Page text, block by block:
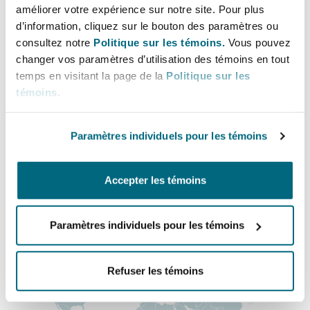
améliorer votre expérience sur notre site. Pour plus
d’information, cliquez sur le bouton des paramètres ou
consultez notre Politique sur les témoins. Vous pouvez
changer vos paramètres d’utilisation des témoins en tout
temps en visitant la page de la Politique sur les
témoins.
Paramètres individuels pour les témoins
Accepter les témoins
Paramètres individuels pour les témoins
Refuser les témoins
Entretien, réparation et
Droit aérien commercial
Droit réglementaire
Satellites et espace
Couverture d’assurance
Droit maritime
Responsabilité du fabricant
produits
Assurance biens
The St Botolph Building
+44 7592 775 067
Olga.Kasatkina@clydeco.com
Bureau principal
+44 333 3000 232
Régions couvertes